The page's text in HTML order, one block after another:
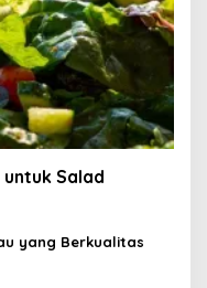
Salad
yang Berkualitas